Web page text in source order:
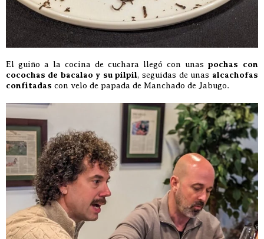
El guiño a la cocina de cuchara llegó con unas pochas con
cocochas de bacalao y su pilpil, seguidas de unas alcachofas
confitadas con velo de papada de Manchado de Jabugo.